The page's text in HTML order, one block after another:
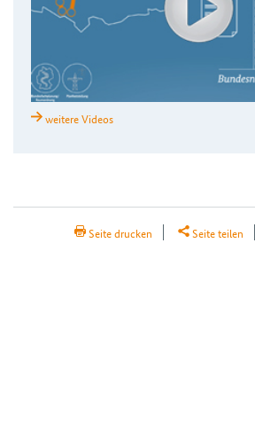
weitere Videos
Seite drucken Seite teilen